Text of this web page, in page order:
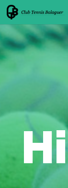
INICIO
ÁREA DEPORTIVA
RESERVAS
LUZ Y ACCESOS
NOTÍCIAS y